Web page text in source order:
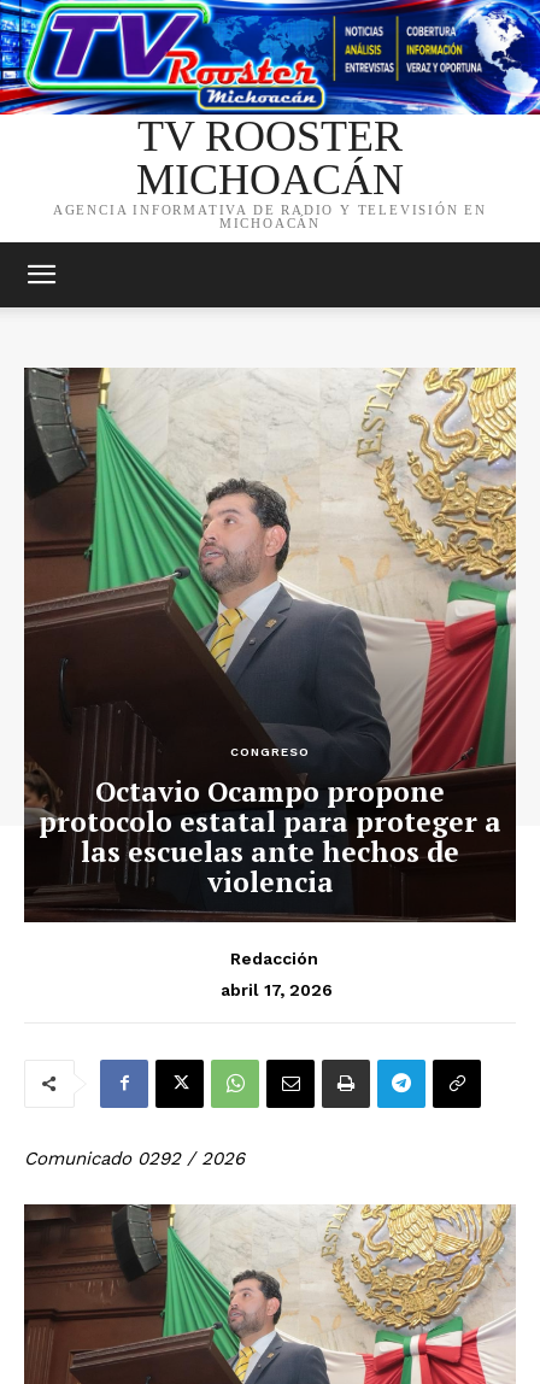
TV ROOSTER
MICHOACÁN
AGENCIA INFORMATIVA DE RADIO Y TELEVISIÓN EN
MICHOACÁN
CONGRESO
Octavio Ocampo propone
protocolo estatal para proteger a
las escuelas ante hechos de
violencia
Redacción
abril 17, 2026
Comunicado 0292 / 2026